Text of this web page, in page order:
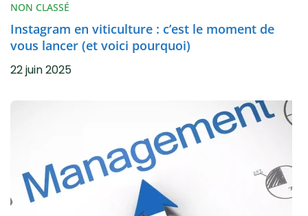
NON CLASSÉ
Instagram en viticulture : c’est le moment de
vous lancer (et voici pourquoi)
22 juin 2025